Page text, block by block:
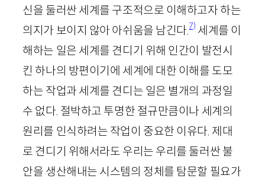
신을 둘러싼 세계를 구조적으로 이해하고자 하는
의지가 보이지 않아 아쉬움을 남긴다.7)세계를 이
해하는 일은 세계를 견디기 위해 인간이 발전시
킨 하나의 방편이기에 세계에 대한 이해를 도모
하는 작업과 세계를 견디는 일은 별개의 과정일
수 없다. 절박하고 투명한 절규만큼이나 세계의
원리를 인식하려는 작업이 중요한 이유다. 제대
로 견디기 위해서라도 우리는 우리를 둘러싼 불
안을 생산해내는 시스템의 정체를 탐문할 필요가